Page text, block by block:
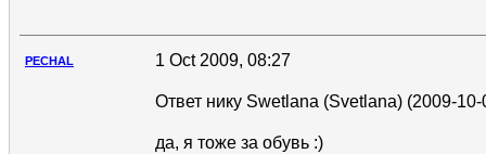
PECHAL 1 Oct 2009, 08:27
Ответ нику Swetlana (Svetlana) (2009-
да, я тоже за обувь :)